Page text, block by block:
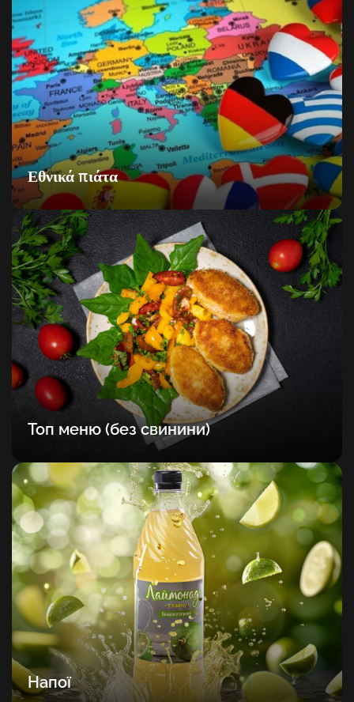
Εθνικά πιάτα
Топ меню (без свинини)
Напої